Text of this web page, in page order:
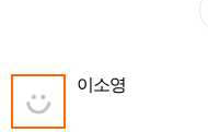
이소영